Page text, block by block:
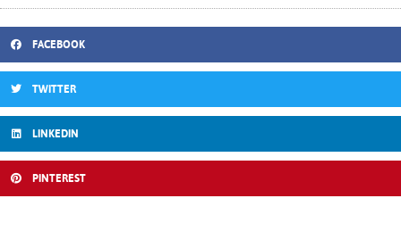
FACEBOOK
TWITTER
LINKEDIN
PINTEREST